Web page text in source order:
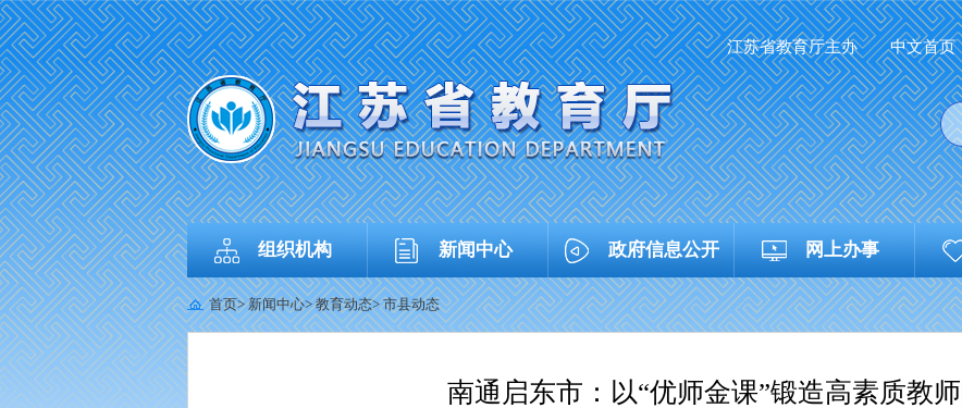
江苏省教育厅主办 中文首页
组织机构 新闻中心 政府信息公开 网上办事
首页>新闻中心>教育动态>市县动态
南通启东市：以“优师金课”锻造高素质教